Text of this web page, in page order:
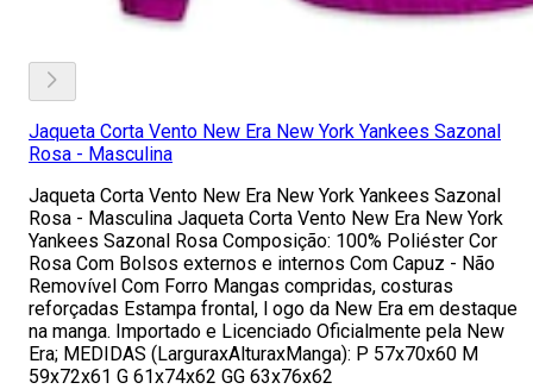
Jaqueta Corta Vento New Era New York Yankees Sazonal
Rosa - Masculina
Jaqueta Corta Vento New Era New York Yankees Sazonal
Rosa - Masculina Jaqueta Corta Vento New Era New York
Yankees Sazonal Rosa Composição: 100% Poliéster Cor
Rosa Com Bolsos externos e internos Com Capuz - Não
Removível Com Forro Mangas compridas, costuras
reforçadas Estampa frontal, l ogo da New Era em destaque
na manga. Importado e Licenciado Oficialmente pela New
Era; MEDIDAS (LarguraxAlturaxManga): P 57x70x60 M
59x72x61 G 61x74x62 GG 63x76x62